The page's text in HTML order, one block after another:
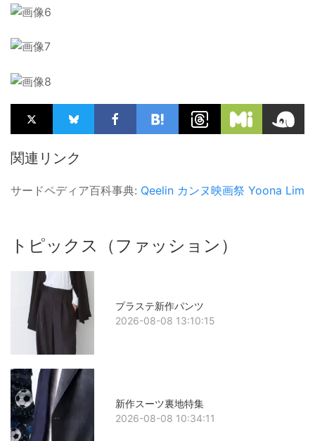
関連リンク
サードペディア百科事典: Qeelin カンヌ映画祭 Yoona Lim
トピックス（ファッション）
プラステ新作パンツ
2026-08-08 13:10:15
新作スーツ裏地特集
2026-08-08 10:34:11